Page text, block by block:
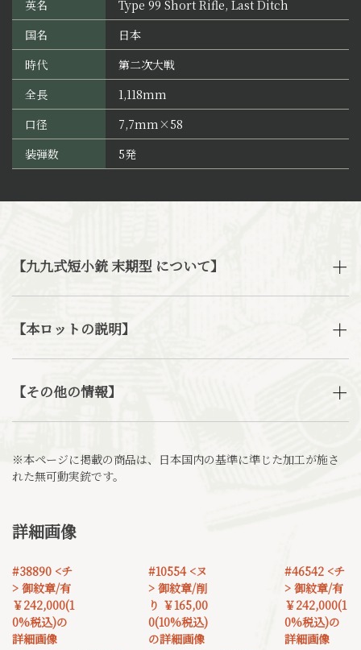
英名
Type 99 Short Rifle, Last Ditch
国名
日本
時代
第二次大戦
全長
1,118mm
口径
7,7mm×58
装弾数
5発
【九九式短小銃 末期型 について】
【本ロットの説明】
【その他の情報】
※本ページに掲載の商品は、日本国内の基準に準じた加工が施さ
れた無可動実銃です。
詳細画像
#38890 <チ
> 御紋章/有
￥242,000(1
0%税込)の
詳細画像
#10554 <ヌ
> 御紋章/削
り ￥165,00
0(10%税込)
の詳細画像
#46542 <チ
> 御紋章/有
￥242,000(1
0%税込)の
詳細画像